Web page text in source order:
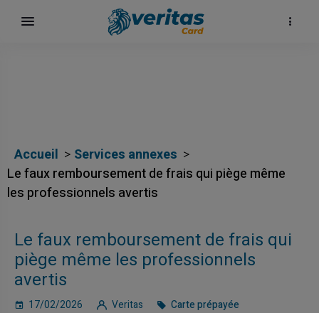
Accueil
Services annexes
Le faux remboursement de frais qui piège même
les professionnels avertis
Le faux remboursement de frais qui
piège même les professionnels
avertis
17/02/2026 Veritas Carte prépayée